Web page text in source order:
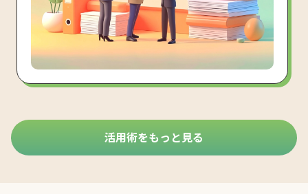
活用術をもっと見る